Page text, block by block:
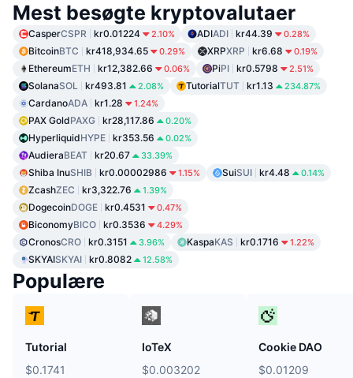
Mest besøgte kryptovalutaer
CasperCSPR kr0.01224 2.10% ADIADI kr44.39 0.28%
BitcoinBTC kr418,934.65 0.29% XRPXRP kr6.68 0.19%
EthereumETH kr12,382.66 0.06% PiPI kr0.5798 2.51%
SolanaSOL kr493.81 2.08% TutorialTUT kr1.13 234.87%
CardanoADA kr1.28 1.24%
PAX GoldPAXG kr28,117.86 0.20%
HyperliquidHYPE kr353.56 0.02%
AudieraBEAT kr20.67 33.39%
Shiba InuSHIB kr0.00002986 1.15% SuiSUI kr4.48 0.14%
ZcashZEC kr3,322.76 1.39%
DogecoinDOGE kr0.4531 0.47%
BiconomyBICO kr0.3536 4.29%
CronosCRO kr0.3151 3.96% KaspaKAS kr0.1716 1.22%
SKYAISKYAI kr0.8082 12.58%
Populære
Tutorial
$0.1741
IoTeX
$0.003202
Cookie DAO
$0.01209